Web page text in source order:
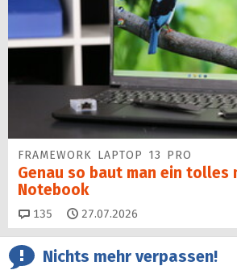
FRAMEWORK LAPTOP 13 PRO
Genau so baut man ein tolles
Notebook
135 Kommentare
27.07.2026
Nichts mehr verpassen!